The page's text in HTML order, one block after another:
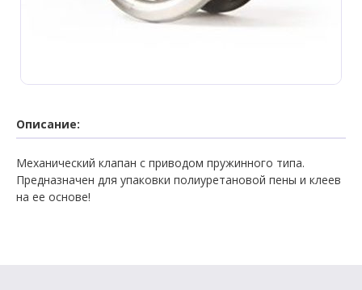
Описание:
Механический клапан с приводом пружинного типа.
Предназначен для упаковки полиуретановой пены и клеев
на ее основе!